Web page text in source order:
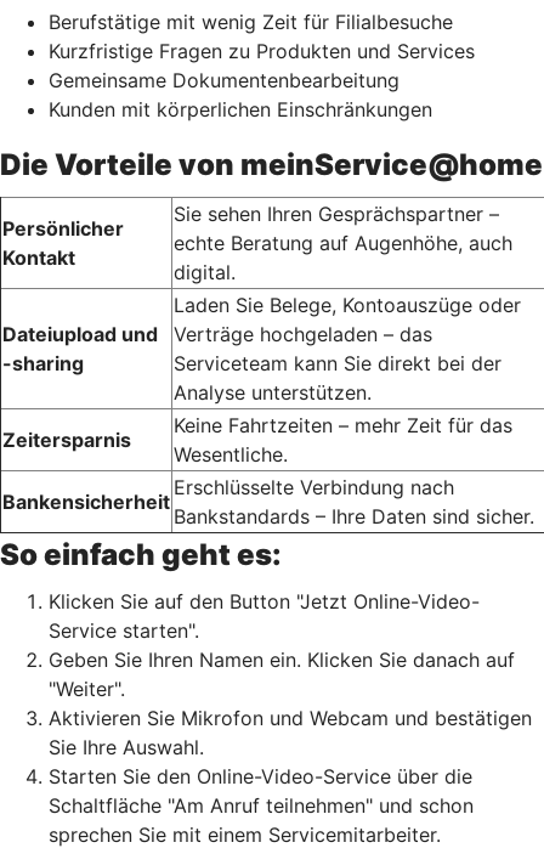
Berufstätige mit wenig Zeit für Filialbesuche
Kurzfristige Fragen zu Produkten und Services
Gemeinsame Dokumentenbearbeitung
Kunden mit körperlichen Einschränkungen
Die Vorteile von meinService@home
Persönlicher
Kontakt
Sie sehen Ihren Gesprächspartner –
echte Beratung auf Augenhöhe, auch
digital.
Dateiupload und
-sharing
Laden Sie Belege, Kontoauszüge oder
Verträge hochgeladen – das
Serviceteam kann Sie direkt bei der
Analyse unterstützen.
Zeitersparnis
Keine Fahrtzeiten – mehr Zeit für das
Wesentliche.
Bankensicherheit
Erschlüsselte Verbindung nach
Bankstandards – Ihre Daten sind sicher.
So einfach geht es:
Klicken Sie auf den Button "Jetzt Online-Video-
Service starten".
Geben Sie Ihren Namen ein. Klicken Sie danach auf
"Weiter".
Aktivieren Sie Mikrofon und Webcam und bestätigen
Sie Ihre Auswahl.
Starten Sie den Online-Video-Service über die
Schaltfläche "Am Anruf teilnehmen" und schon
sprechen Sie mit einem Servicemitarbeiter.